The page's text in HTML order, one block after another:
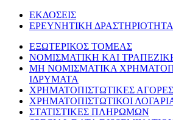
ΕΚΔΟΣΕΙΣ
ΕΡΕΥΝΗΤΙΚΗ ΔΡΑΣΤΗΡΙΟΤΗΤΑ
ΕΞΩΤΕΡΙΚΟΣ ΤΟΜΕΑΣ
ΝΟΜΙΣΜΑΤΙΚΗ ΚΑΙ
ΜΗ ΝΟΜΙΣΜΑΤΙΚΑ
ΙΔΡΥΜΑΤΑ
ΧΡΗΜΑΤΟΠΙΣΤΩΤΙΚΕΣ ΑΓΟΡΕΣ
ΧΡΗΜΑΤΟΠΙΣΤΩΤΙΚΟΙ
ΣΤΑΤΙΣΤΙΚΕΣ ΠΛΗΡΩΜΩΝ